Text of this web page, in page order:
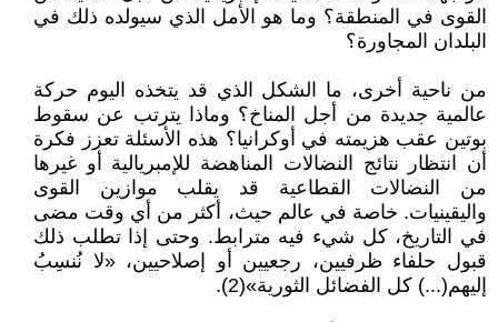
القوى في المنطقة؟ وما هو الأمل الذي سيولده ذلك في
البلدان المجاورة؟
من ناحية أخرى، ما الشكل الذي قد يتخذه اليوم حركة
عالمية جديدة من أجل المناخ؟ وماذا يترتب عن سقوط
بوتين عقب هزيمته في أوكرانيا؟ هذه الأسئلة تعزز فكرة
أن انتظار نتائج النضالات المناهضة للإمبريالية أو غيرها
من النضالات القطاعية قد يقلب موازين القوى
واليقينيات. خاصة في عالم حيث، أكثر من أي وقت مضى
في التاريخ، كل شيء فيه مترابط. وحتى إذا تطلب ذلك
قبول حلفاء ظرفيين، رجعيين أو إصلاحيين، «لا نُنسِبُ
إليهم(...) كل الفضائل الثورية»(2).